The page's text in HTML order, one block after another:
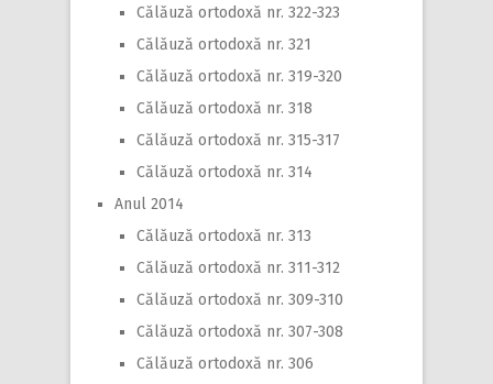
Călăuză ortodoxă nr. 322-323
Călăuză ortodoxă nr. 321
Călăuză ortodoxă nr. 319-320
Călăuză ortodoxă nr. 318
Călăuză ortodoxă nr. 315-317
Călăuză ortodoxă nr. 314
Anul 2014
Călăuză ortodoxă nr. 313
Călăuză ortodoxă nr. 311-312
Călăuză ortodoxă nr. 309-310
Călăuză ortodoxă nr. 307-308
Călăuză ortodoxă nr. 306